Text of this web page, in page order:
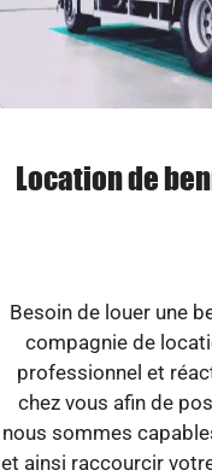
Location de
Besoin de louer une
compagnie de
professionnel et
chez vous afin de
nous sommes
et ainsi raccourcir